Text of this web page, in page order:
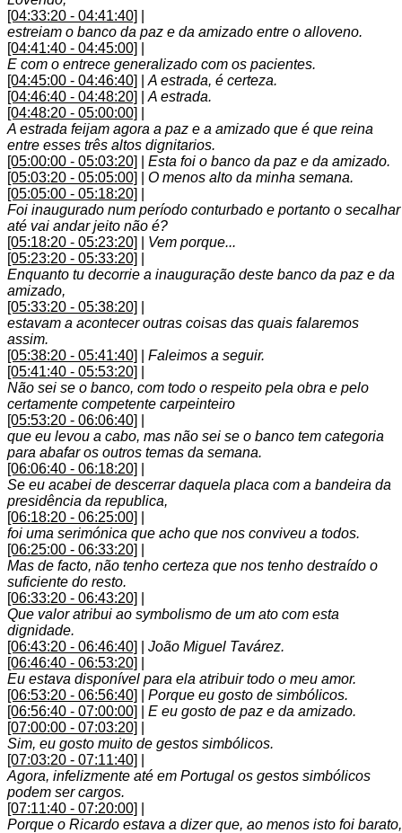
[04:33:20 - 04:41:40]
estreiam o banco da paz e da amizado entre o alloveno.
[04:41:40 - 04:45:00]
E com o entrece generalizado com os pacientes.
[04:45:00 - 04:46:40]
A estrada, é certeza.
[04:46:40 - 04:48:20]
A estrada.
[04:48:20 - 05:00:00]
A estrada feijam agora a paz e a amizado que é que reina
entre esses três altos dignitarios.
[05:00:00 - 05:03:20]
Esta foi o banco da paz e da amizado.
[05:03:20 - 05:05:00]
O menos alto da minha semana.
[05:05:00 - 05:18:20]
Foi inaugurado num período conturbado e portanto o secalhar
até vai andar jeito não é?
[05:18:20 - 05:23:20]
Vem porque...
[05:23:20 - 05:33:20]
Enquanto tu decorrie a inauguração deste banco da paz e da
amizado,
[05:33:20 - 05:38:20]
estavam a acontecer outras coisas das quais falaremos
assim.
[05:38:20 - 05:41:40]
Faleimos a seguir.
[05:41:40 - 05:53:20]
Não sei se o banco, com todo o respeito pela obra e pelo
certamente competente carpeinteiro
[05:53:20 - 06:06:40]
que eu levou a cabo, mas não sei se o banco tem categoria
para abafar os outros temas da semana.
[06:06:40 - 06:18:20]
Se eu acabei de descerrar daquela placa com a bandeira da
presidência da republica,
[06:18:20 - 06:25:00]
foi uma serimónica que acho que nos conviveu a todos.
[06:25:00 - 06:33:20]
Mas de facto, não tenho certeza que nos tenho destraído o
suficiente do resto.
[06:33:20 - 06:43:20]
Que valor atribui ao symbolismo de um ato com esta
dignidade.
[06:43:20 - 06:46:40]
João Miguel Tavárez.
[06:46:40 - 06:53:20]
Eu estava disponível para ela atribuir todo o meu amor.
[06:53:20 - 06:56:40]
Porque eu gosto de simbólicos.
[06:56:40 - 07:00:00]
E eu gosto de paz e da amizado.
[07:00:00 - 07:03:20]
Sim, eu gosto muito de gestos simbólicos.
[07:03:20 - 07:11:40]
Agora, infelizmente até em Portugal os gestos simbólicos
podem ser cargos.
[07:11:40 - 07:20:00]
Porque o Ricardo estava a dizer que, ao menos isto foi barato,